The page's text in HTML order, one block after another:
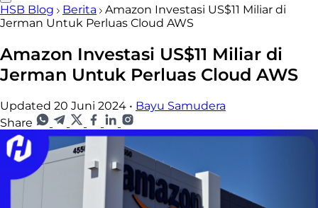
HSB Blog Berita
Amazon Investasi US$11 Miliar di
Jerman Untuk Perluas Cloud AWS
Amazon Investasi US$11 Miliar di
Jerman Untuk Perluas Cloud AWS
Updated 20 Juni 2024 • Bayu Samudera
Share